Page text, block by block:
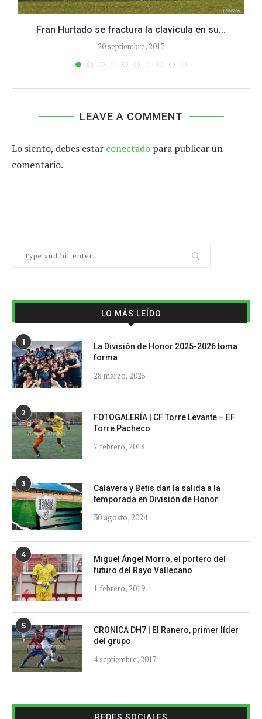
Fran Hurtado se fractura la clavícula en su...
20 septiembre, 2017
LEAVE A COMMENT
Lo siento, debes estar conectado para publicar un
comentario.
LO MÁS LEÍDO
1
La División de Honor 2025-2026 toma
forma
28 marzo, 2025
2
FOTOGALERÍA | CF Torre Levante – EF
Torre Pacheco
7 febrero, 2018
3
Calavera y Betis dan la salida a la
temporada en División de Honor
30 agosto, 2024
4
Miguel Ángel Morro, el portero del
futuro del Rayo Vallecano
1 febrero, 2019
5
CRONICA DH7 | El Ranero, primer líder
del grupo
4 septiembre, 2017